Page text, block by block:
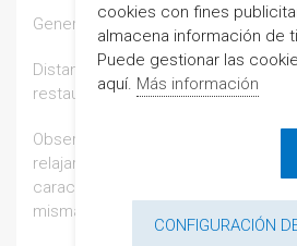
General: Piscina de niños y de
Distancias: alrededores bares,
restaurantes... Campo de golf
Observaciones: preciosa
relajarse. La playa de las fuentes
caracteriza sus fuentes o
misma playa y que son de gran
cookies con fines
almacena información de
Puede gestionar las
aquí. Más información
CONFIGURACIÓN